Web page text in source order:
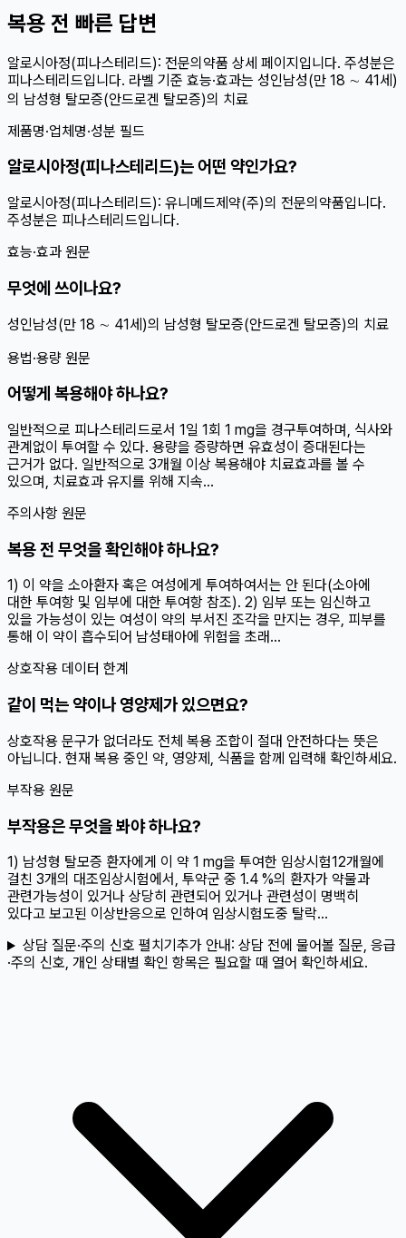
복용 전 빠른 답변
알로시아정(피나스테리드): 전문의약품 상세 페이지입니다. 주성분은
피나스테리드입니다. 라벨 기준 효능·효과는 성인남성(만 18 ∼ 41세)
의 남성형 탈모증(안드로겐 탈모증)의 치료
제품명·업체명·성분 필드
알로시아정(피나스테리드)는 어떤 약인가요?
알로시아정(피나스테리드): 유니메드제약(주)의 전문의약품입니다.
주성분은 피나스테리드입니다.
효능·효과 원문
무엇에 쓰이나요?
성인남성(만 18 ∼ 41세)의 남성형 탈모증(안드로겐 탈모증)의 치료
용법·용량 원문
어떻게 복용해야 하나요?
일반적으로 피나스테리드로서 1일 1회 1 mg을 경구투여하며, 식사와
관계없이 투여할 수 있다. 용량을 증량하면 유효성이 증대된다는
근거가 없다. 일반적으로 3개월 이상 복용해야 치료효과를 볼 수
있으며, 치료효과 유지를 위해 지속...
주의사항 원문
복용 전 무엇을 확인해야 하나요?
1) 이 약을 소아환자 혹은 여성에게 투여하여서는 안 된다(소아에
대한 투여항 및 임부에 대한 투여항 참조). 2) 임부 또는 임신하고
있을 가능성이 있는 여성이 약의 부서진 조각을 만지는 경우, 피부를
통해 이 약이 흡수되어 남성태아에 위험을 초래...
상호작용 데이터 한계
같이 먹는 약이나 영양제가 있으면요?
상호작용 문구가 없더라도 전체 복용 조합이 절대 안전하다는 뜻은
아닙니다. 현재 복용 중인 약, 영양제, 식품을 함께 입력해 확인하세요.
부작용 원문
부작용은 무엇을 봐야 하나요?
1) 남성형 탈모증 환자에게 이 약 1 mg을 투여한 임상시험12개월에
걸친 3개의 대조임상시험에서, 투약군 중 1.4 %의 환자가 약물과
관련가능성이 있거나 상당히 관련되어 있거나 관련성이 명백히
있다고 보고된 이상반응으로 인하여 임상시험도중 탈락...
상담 질문·주의 신호 펼치기 추가 안내: 상담 전에 물어볼 질문, 응급
·주의 신호, 개인 상태별 확인 항목은 필요할 때 열어 확인하세요.